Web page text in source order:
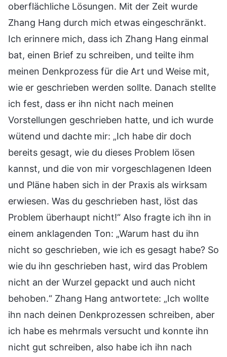
oberflächliche Lösungen. Mit der Zeit wurde
Zhang Hang durch mich etwas eingeschränkt.
Ich erinnere mich, dass ich Zhang Hang einmal
bat, einen Brief zu schreiben, und teilte ihm
meinen Denkprozess für die Art und Weise mit,
wie er geschrieben werden sollte. Danach stellte
ich fest, dass er ihn nicht nach meinen
Vorstellungen geschrieben hatte, und ich wurde
wütend und dachte mir: „Ich habe dir doch
bereits gesagt, wie du dieses Problem lösen
kannst, und die von mir vorgeschlagenen Ideen
und Pläne haben sich in der Praxis als wirksam
erwiesen. Was du geschrieben hast, löst das
Problem überhaupt nicht!“ Also fragte ich ihn in
einem anklagenden Ton: „Warum hast du ihn
nicht so geschrieben, wie ich es gesagt habe? So
wie du ihn geschrieben hast, wird das Problem
nicht an der Wurzel gepackt und auch nicht
behoben.“ Zhang Hang antwortete: „Ich wollte
ihn nach deinen Denkprozessen schreiben, aber
ich habe es mehrmals versucht und konnte ihn
nicht gut schreiben, also habe ich ihn nach